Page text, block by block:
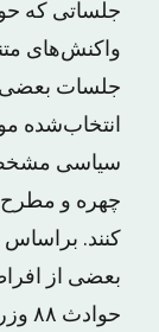
جلساتی که
واکنش‌های
جلسات بعضی
انتخاب‌شده
سیاسی مشخص
چهره و مطرح
کنند. براساس
بعضی از